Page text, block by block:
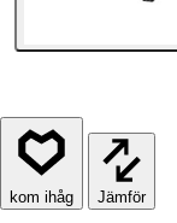
Jämför